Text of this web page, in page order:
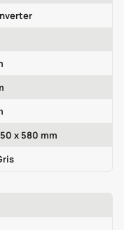
x 580 mm